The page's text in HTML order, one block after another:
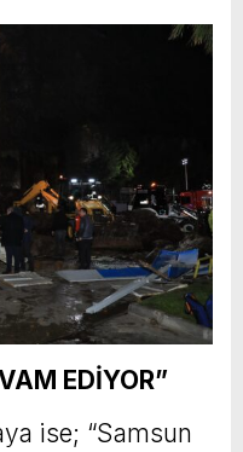
EDİYOR”
ise; “Samsun